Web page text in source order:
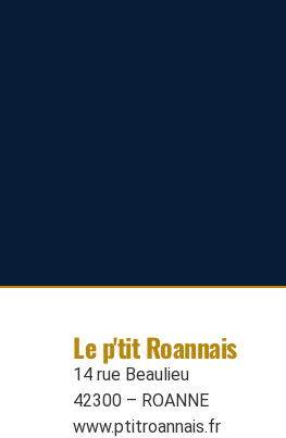
Le p'tit Roannais
14 rue Beaulieu
42300 – ROANNE
www.ptitroannais.fr